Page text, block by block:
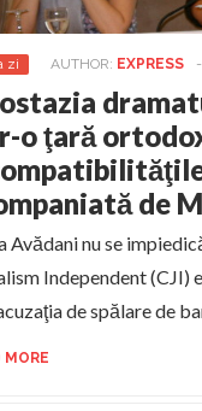
zi AUTHOR: EXPRESS -
o ţară
de
Avădani nu se
Independent
de spălare de
MORE